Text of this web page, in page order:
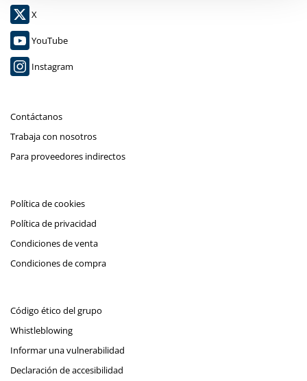
X
YouTube
Instagram
Contáctanos
Trabaja con nosotros
Para proveedores indirectos
Política de cookies
Política de privacidad
Condiciones de venta
Condiciones de compra
Código ético del grupo
Whistleblowing
Informar una vulnerabilidad
Declaración de accesibilidad